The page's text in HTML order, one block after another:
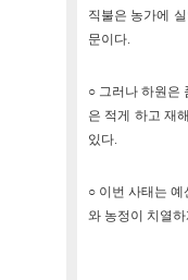
직불은 농가에
문이다.
○ 그러나 하원은
은 적게 하고 재
있다.
○ 이번 사태는
와 농정이 치열